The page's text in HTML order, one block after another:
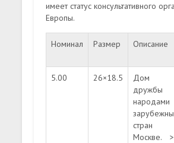
имеет статус консультативного
Европы.
Номинал Размер Описание
5.00 26×18.5
Дом
дружбы
народами
стран
Москве.